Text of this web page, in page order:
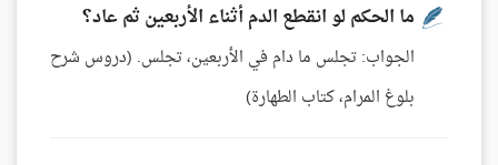
ما الحكم لو انقطع الدم أثناء الأربعين ثم عاد؟
الجواب: تجلس ما دام في الأربعين، تجلس. (دروس شرح
بلوغ المرام، كتاب الطهارة)